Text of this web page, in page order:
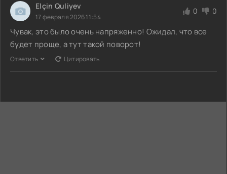
Elçin Quliyev
17 февраля 2026 11:54
0 0
Чувак, это было очень напряженно! Ожидал, что все
будет проще, а тут такой поворот!
Ответить Цитировать